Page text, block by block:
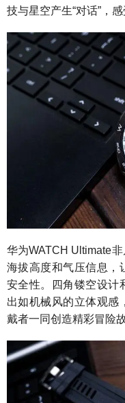
技与星空产生“对话”，
华为WATCH Ultimate
海拔高度和气压信息，
安全性。四角镂空设计
出如机械风的立体观感
戴者一同创造精彩冒险故